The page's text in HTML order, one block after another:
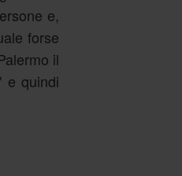
e,
forse
il
e quindi